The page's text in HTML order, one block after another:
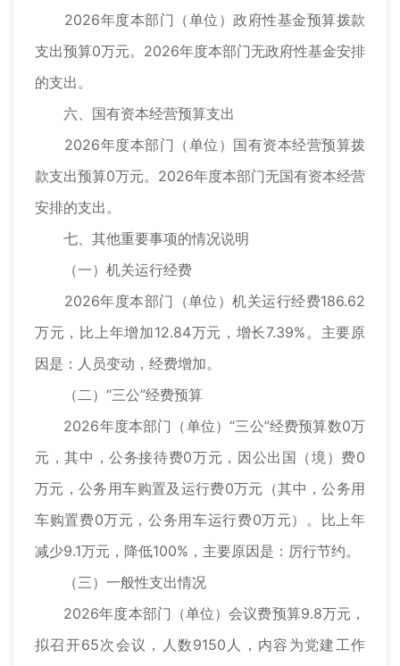
2026年度本部门（单位）政府性基金预算拨款
支出预算0万元。2026年度本部门无政府性基金安排
的支出。
六、国有资本经营预算支出
2026年度本部门（单位）国有资本经营预算拨
款支出预算0万元。2026年度本部门无国有资本经营
安排的支出。
七、其他重要事项的情况说明
（一）机关运行经费
2026年度本部门（单位）机关运行经费186.62
万元，比上年增加12.84万元，增长7.39%。主要原
因是：人员变动，经费增加。
（二）“三公”经费预算
2026年度本部门（单位）“三公”经费预算数0万
元，其中，公务接待费0万元，因公出国（境）费0
万元，公务用车购置及运行费0万元（其中，公务用
车购置费0万元，公务用车运行费0万元）。比上年
减少9.1万元，降低100%，主要原因是：厉行节约。
（三）一般性支出情况
2026年度本部门（单位）会议费预算9.8万元，
拟召开65次会议，人数9150人，内容为党建工作